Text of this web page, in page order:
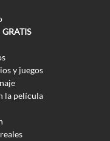
GRATIS
y juegos
la película